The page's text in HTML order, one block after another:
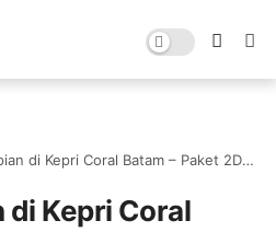
– Paket 2D1N All-Inclusive dengan Villa Nyaman & Wahana Seru! 📞 0821-8685-2221
di Kepri Coral